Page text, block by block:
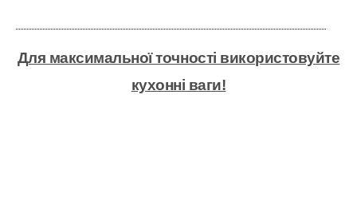
Для максимальної точності використовуйте
кухонні ваги!